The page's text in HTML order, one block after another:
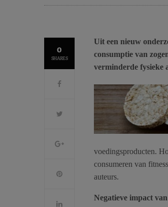
0
SHARES
Uit een nieuw
consumptie van
verminderde fysieke
voedingsproducten.
consumeren van
auteurs.
Negatieve impact